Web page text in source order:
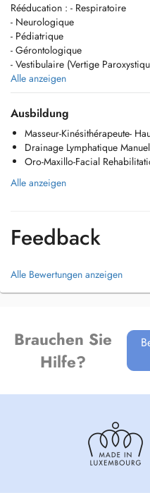
Rééducation : - Respiratoire
- Neurologique
- Pédiatrique
- Gérontologique
- Vestibulaire (Vertige
Thérapie manuelle
Physiothérapie sportive
Massage global
Onde de choc
Crochetage
Gymnastique collective
Méthode Sohier
Possibilité de soins à domicile si
Alle anzeigen
Ausbildung
Masseur-Kinésithérapeute-
Drainage Lymphatique
Oro-Maxillo-Facial
Alle anzeigen
Feedback
Alle Bewertungen anzeigen
Brauchen Sie
Hilfe?